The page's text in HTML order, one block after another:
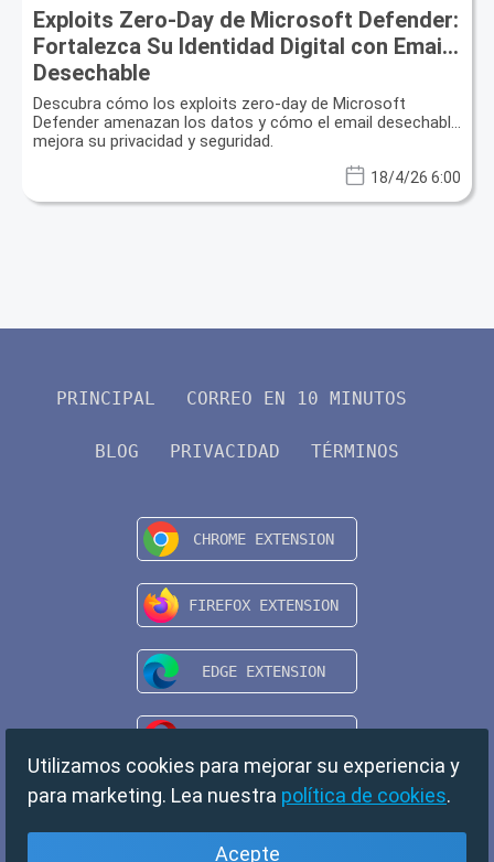
Exploits Zero-Day de Microsoft Defender:
Fortalezca Su Identidad Digital con Email
Desechable
Descubra cómo los exploits zero-day de Microsoft
Defender amenazan los datos y cómo el email desechable
mejora su privacidad y seguridad.
18/4/26 6:00
PRINCIPAL CORREO EN 10 MINUTOS
BLOG PRIVACIDAD TÉRMINOS
Utilizamos cookies para mejorar su experiencia y
para marketing. Lea nuestra política de cookies.
Acepte